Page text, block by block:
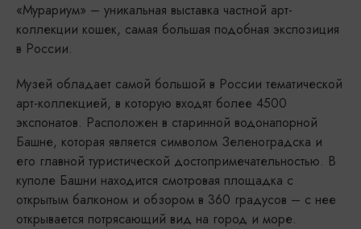
«Мурариум» – уникальная выставка частной арт-
коллекции кошек, самая большая подобная экспозиция
в России.
Музей обладает самой большой в России тематической
арт-коллекцией, в которую входят более 4500
экспонатов. Расположен в старинной водонапорной
Башне, которая является символом Зеленоградска и
его главной туристической достопримечательностью. В
куполе Башни находится смотровая площадка с
открытым балконом и обзором в 360 градусов – с нее
открывается потрясающий вид на город и море.